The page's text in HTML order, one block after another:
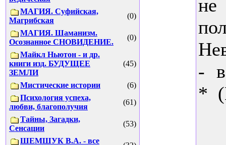
МАГИЯ. Суфийская,
Магрибская
(0)
МАГИЯ. Шаманизм.
Осознанное СНОВИДЕНИЕ.
(0)
Майкл Ньютон - и др.
книги изд. БУДУЩЕЕ
ЗЕМЛИ
(45)
Мистические истории
(6)
Психология успеха,
любви, благополучия
(61)
Тайны, Загадки,
Сенсации
(53)
ШЕМШУК В.А. - все
-
*